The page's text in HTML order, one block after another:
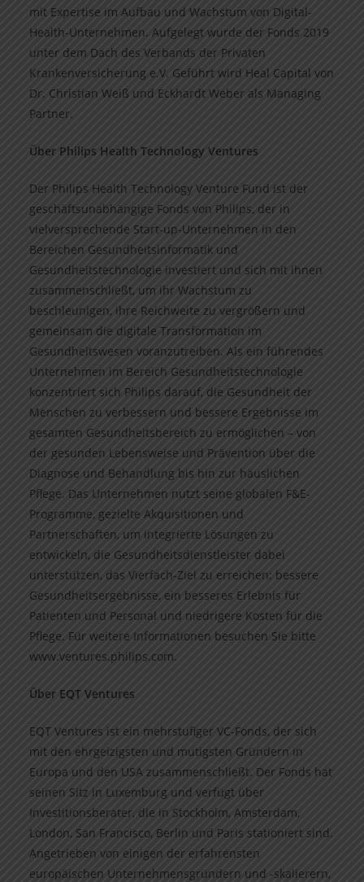
mit Expertise im Aufbau und Wachstum von Digital-
Health-Unternehmen. Aufgelegt wurde der Fonds 2019
unter dem Dach des Verbands der Privaten
Krankenversicherung e.V. Geführt wird Heal Capital von
Dr. Christian Weiß und Eckhardt Weber als Managing
Partner.
Über Philips Health Technology Ventures
Der Philips Health Technology Venture Fund ist der
geschäftsunabhängige Fonds von Philips, der in
vielversprechende Start-up-Unternehmen in den
Bereichen Gesundheitsinformatik und
Gesundheitstechnologie investiert und sich mit ihnen
zusammenschließt, um ihr Wachstum zu
beschleunigen, ihre Reichweite zu vergrößern und
gemeinsam die digitale Transformation im
Gesundheitswesen voranzutreiben. Als ein führendes
Unternehmen im Bereich Gesundheitstechnologie
konzentriert sich Philips darauf, die Gesundheit der
Menschen zu verbessern und bessere Ergebnisse im
gesamten Gesundheitsbereich zu ermöglichen – von
der gesunden Lebensweise und Prävention über die
Diagnose und Behandlung bis hin zur häuslichen
Pflege. Das Unternehmen nutzt seine globalen F&E-
Programme, gezielte Akquisitionen und
Partnerschaften, um integrierte Lösungen zu
entwickeln, die Gesundheitsdienstleister dabei
unterstützen, das Vierfach-Ziel zu erreichen: bessere
Gesundheitsergebnisse, ein besseres Erlebnis für
Patienten und Personal und niedrigere Kosten für die
Pflege. Für weitere Informationen besuchen Sie bitte
www.ventures.philips.com.
Über EQT Ventures
EQT Ventures ist ein mehrstufiger VC-Fonds, der sich
mit den ehrgeizigsten und mutigsten Gründern in
Europa und den USA zusammenschließt. Der Fonds hat
seinen Sitz in Luxemburg und verfügt über
Investitionsberater, die in Stockholm, Amsterdam,
London, San Francisco, Berlin und Paris stationiert sind.
Angetrieben von einigen der erfahrensten
europäischen Unternehmensgründern und -skalierern,